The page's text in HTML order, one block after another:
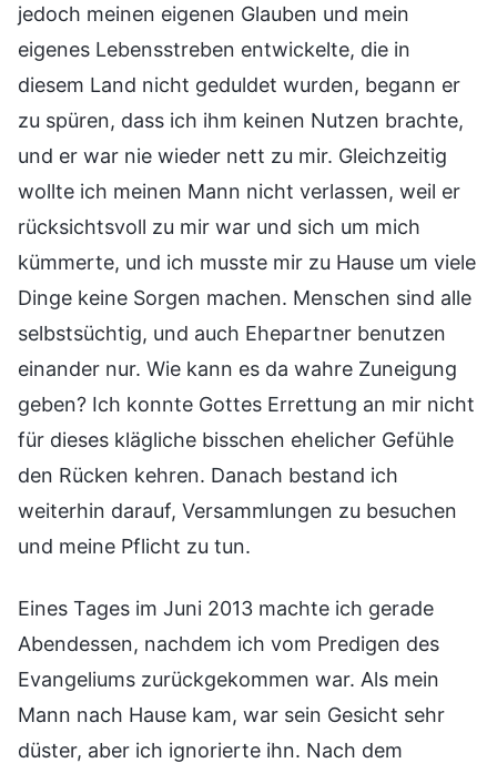
jedoch meinen eigenen Glauben und mein
eigenes Lebensstreben entwickelte, die in
diesem Land nicht geduldet wurden, begann er
zu spüren, dass ich ihm keinen Nutzen brachte,
und er war nie wieder nett zu mir. Gleichzeitig
wollte ich meinen Mann nicht verlassen, weil er
rücksichtsvoll zu mir war und sich um mich
kümmerte, und ich musste mir zu Hause um viele
Dinge keine Sorgen machen. Menschen sind alle
selbstsüchtig, und auch Ehepartner benutzen
einander nur. Wie kann es da wahre Zuneigung
geben? Ich konnte Gottes Errettung an mir nicht
für dieses klägliche bisschen ehelicher Gefühle
den Rücken kehren. Danach bestand ich
weiterhin darauf, Versammlungen zu besuchen
und meine Pflicht zu tun.
Eines Tages im Juni 2013 machte ich gerade
Abendessen, nachdem ich vom Predigen des
Evangeliums zurückgekommen war. Als mein
Mann nach Hause kam, war sein Gesicht sehr
düster, aber ich ignorierte ihn. Nach dem